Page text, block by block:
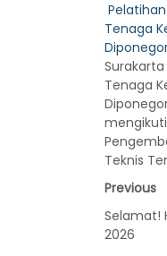
Pelatihan
Tenaga
Tenaga
Teknis
Previous
Selamat!
2026